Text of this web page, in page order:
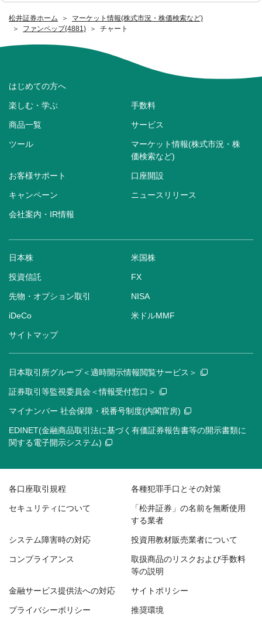
松井証券ホーム
マーケット情報(株式市況・株価検索など)
ファンペップ(4881)
チャート
はじめての方へ
楽しむ・学ぶ 手数料
商品一覧 サービス
ツール
マーケット情報(株式市況・株
価検索など)
お客様サポート 口座開設
キャンペーン ニュースリリース
会社案内・IR情報
日本株 米国株
投資信託 FX
先物・オプション取引 NISA
iDeCo 米ドルMMF
サイトマップ
日本取引所グループ＜適時開示情報閲覧サービス＞
証券取引等監視委員会＜情報受付窓口＞
マイナンバー 社会保障・税番号制度(内閣官房)
EDINET(金融商品取引法に基づく有価証券報告書等の開示書類に
関する電子開示システム)
各口座取引規程 各種犯罪手口とその対策
セキュリティについて
「松井証券」の名前を無断使用
する業者
システム障害時の対応 投資用教材販売業者について
コンプライアンス
取扱商品のリスクおよび手数料
等の説明
金融サービス提供法への対応 サイトポリシー
プライバシーポリシー 推奨環境